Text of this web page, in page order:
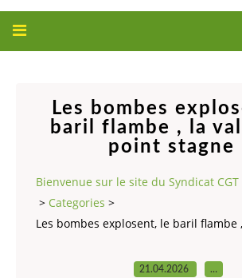
Les bombes
baril flambe , la
point stagne
Bienvenue sur le site du Syndicat CGT
> Categories >
Les bombes explosent, le baril
21.04.2026 …